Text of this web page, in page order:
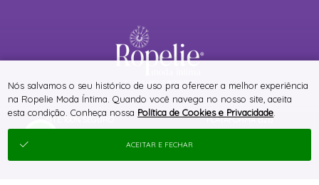
SITE 100% SEGURO PLATAFORMA B2B
® TODOS DIREITOS RESERVADOS
Nós salvamos o seu histórico de uso pra oferecer a melhor experiência
na Ropelie Moda Íntima. Quando você navega no nosso site, aceita
esta condição. Conheça nossa Política de Cookies e Privacidade
ACEITAR E FECHAR